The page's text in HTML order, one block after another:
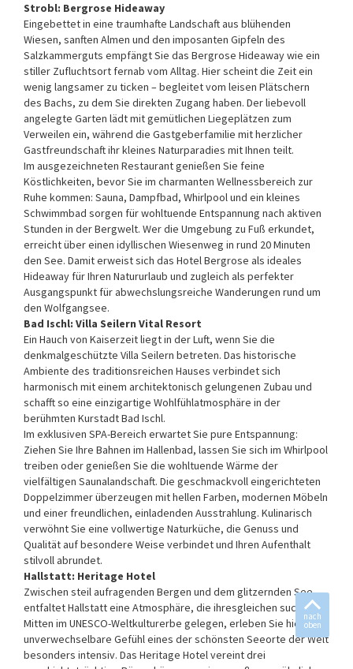
Strobl: Bergrose Hideaway
Eingebettet in eine traumhafte Landschaft aus blühenden
Wiesen, sanften Almen und den imposanten Gipfeln des
Salzkammerguts empfängt Sie das Bergrose Hideaway wie ein
stiller Zufluchtsort fernab vom Alltag. Hier scheint die Zeit ein
wenig langsamer zu ticken – begleitet vom leisen Plätschern
des Bachs, zu dem Sie direkten Zugang haben. Der liebevoll
angelegte Garten lädt mit gemütlichen Liegeplätzen zum
Verweilen ein, während die Gastgeberfamilie mit herzlicher
Gastfreundschaft ihr kleines Naturparadies mit Ihnen teilt.
Im ausgezeichneten Restaurant genießen Sie feine
Köstlichkeiten, bevor Sie im charmanten Wellnessbereich zur
Ruhe kommen: Sauna, Dampfbad, Whirlpool und ein kleines
Schwimmbad sorgen für wohltuende Entspannung nach aktiven
Stunden in der Bergwelt. Wer die Umgebung zu Fuß erkundet,
erreicht über einen idyllischen Wiesenweg in rund 20 Minuten
den See. Damit erweist sich das Hotel Bergrose als ideales
Hideaway für Ihren Natururlaub und zugleich als perfekter
Ausgangspunkt für abwechslungsreiche Wanderungen rund um
den Wolfgangsee.
Bad Ischl: Villa Seilern Vital Resort
Ein Hauch von Kaiserzeit liegt in der Luft, wenn Sie die
denkmalgeschützte Villa Seilern betreten. Das historische
Ambiente des traditionsreichen Hauses verbindet sich
harmonisch mit einem architektonisch gelungenen Zubau und
schafft so eine einzigartige Wohlfühlatmosphäre in der
berühmten Kurstadt Bad Ischl.
Im exklusiven SPA-Bereich erwartet Sie pure Entspannung:
Ziehen Sie Ihre Bahnen im Hallenbad, lassen Sie sich im Whirlpool
treiben oder genießen Sie die wohltuende Wärme der
vielfältigen Saunalandschaft. Die geschmackvoll eingerichteten
Doppelzimmer überzeugen mit hellen Farben, modernen Möbeln
und einer freundlichen, einladenden Ausstrahlung. Kulinarisch
verwöhnt Sie eine vollwertige Naturküche, die Genuss und
Qualität auf besondere Weise verbindet und Ihren Aufenthalt
stilvoll abrundet.
Hallstatt: Heritage Hotel
Zwischen steil aufragenden Bergen und dem glitzernden See
entfaltet Hallstatt eine Atmosphäre, die ihresgleichen sucht.
Mitten im UNESCO-Weltkulturerbe gelegen, erleben Sie hier das
unverwechselbare Gefühl eines der schönsten Seeorte der Welt
besonders intensiv. Das Heritage Hotel vereint drei
nach
oben